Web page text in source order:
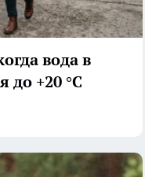
вода в
до +20 °С